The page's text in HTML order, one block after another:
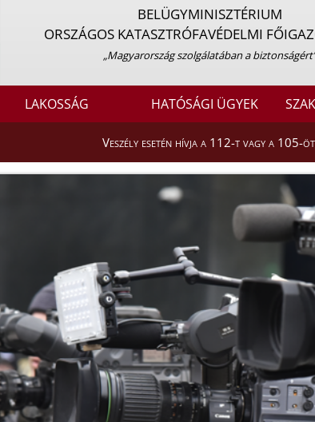
BELÜGYMINISZTÉRIUM
ORSZÁGOS KATASZTRÓFAVÉDELMI
„Magyarország szolgálatában a
LAKOSSÁG HATÓSÁGI ÜGYEK
Veszély esetén hívja a 112-t vagy a 105-